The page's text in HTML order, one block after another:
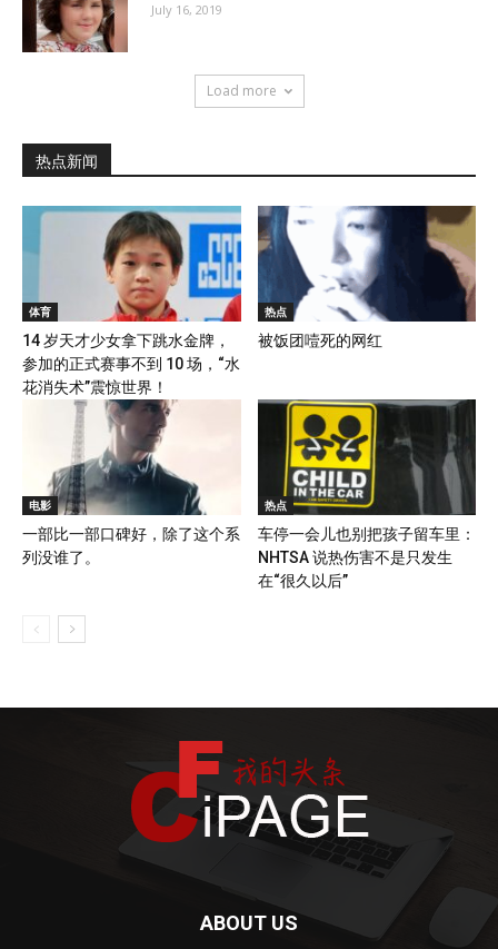
July 16, 2019
Load more
热点新闻
体育
14 岁天才少女拿下跳水金牌，
参加的正式赛事不到 10 场，“水
花消失术”震惊世界！
热点
被饭团噎死的网红
电影
一部比一部口碑好，除了这个系
列没谁了。
热点
车停一会儿也别把孩子留车里：
NHTSA 说热伤害不是只发生
在“很久以后”
ABOUT US